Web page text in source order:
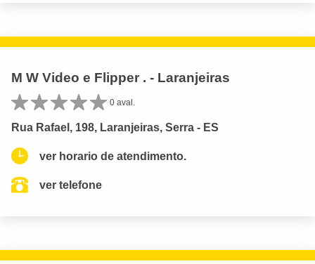
M W Video e Flipper . - Laranjeiras
0 aval.
Rua Rafael, 198, Laranjeiras, Serra - ES
ver horario de atendimento.
ver telefone